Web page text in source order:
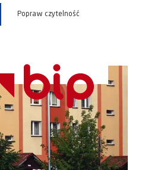
Popraw czytelność